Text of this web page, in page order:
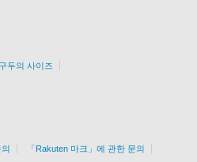
두의 사이즈
의 「Rakuten 마크」에 관한 문의